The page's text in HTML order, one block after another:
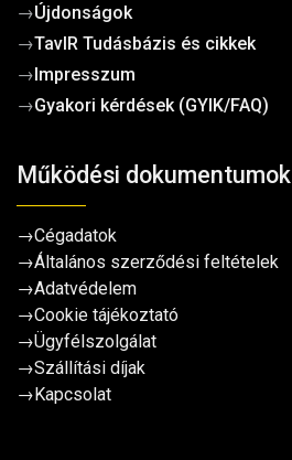
→Újdonságok
→TavIR Tudásbázis és cikkek
→Impresszum
→Gyakori kérdések (GYIK/FAQ)
Működési dokumentumok
→Cégadatok
→Általános szerződési feltételek
→Adatvédelem
→Cookie tájékoztató
→Ügyfélszolgálat
→Szállítási díjak
→Kapcsolat